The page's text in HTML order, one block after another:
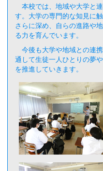
本校では、地域や大学と
す。大学の専門的な知見に
さらに深め、自らの進路や
る力を育んでいます。
今後も大学や地域との連
通して生徒一人ひとりの夢
を推進していきます。